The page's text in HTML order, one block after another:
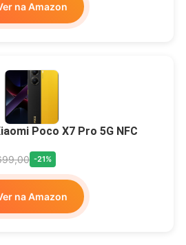
na Amazon
Poco X7 Pro 5G NFC
-21%
na Amazon